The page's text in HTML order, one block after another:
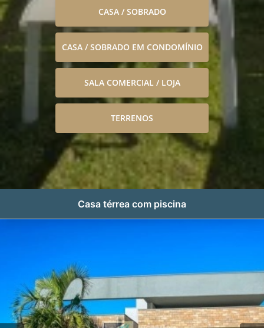
CASA / SOBRADO
CASA / SOBRADO EM CONDOMÍNIO
SALA COMERCIAL / LOJA
TERRENOS
Casa térrea com piscina